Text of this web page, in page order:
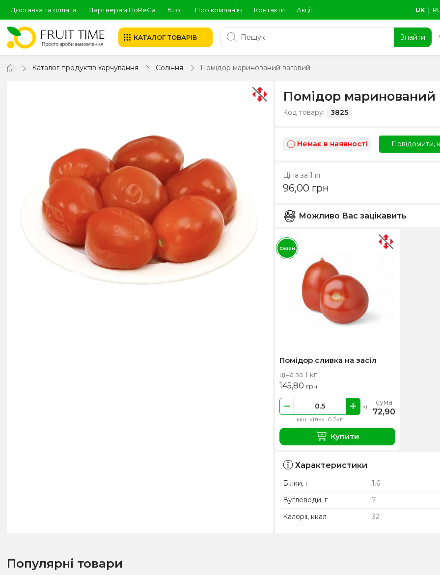
Доставка та оплата Партнерам HoReCa Блог Про компанію Контакти Акції UK ∣
КАТАЛОГ ТОВАРІВ Знайти
Каталог продуктів харчування Соління Помідор маринований ваговий
Помідор маринований
Код товару: 3825
Немає в наявності Повідомити,
Ціна за 1 кг
96,00 грн
Можливо Вас зацікавить
Помідор сливка на засіл
ціна за 1 кг
145,80 грн
мін. кільк. 0.5кг
кг сума
72,90
Купити
Сезон
Характеристики
Білки, г 1.6
Вуглеводи, г
7
Калорії, ккал
32
Популярні товари